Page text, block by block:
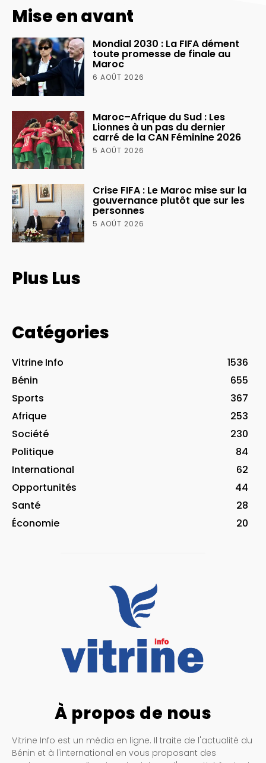
Mise en avant
Mondial 2030 : La FIFA dément
toute promesse de finale au
Maroc
6 AOÛT 2026
Maroc–Afrique du Sud : Les
Lionnes à un pas du dernier
carré de la CAN Féminine 2026
5 AOÛT 2026
Crise FIFA : Le Maroc mise sur la
gouvernance plutôt que sur les
personnes
5 AOÛT 2026
Plus Lus
Catégories
Vitrine Info
1536
Bénin
655
Sports
367
Afrique
253
Société
230
Politique
84
International
62
Opportunités
44
Santé
28
Économie
20
À propos de nous
Vitrine Info est un média en ligne. Il traite de l'actualité du
Bénin et à l'international en vous proposant des